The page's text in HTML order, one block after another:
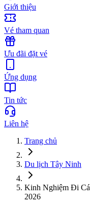
Giới thiệu
Vé tham quan
Ưu đãi đặt vé
Ứng dụng
Tin tức
Liên hệ
Trang chủ
Du lịch Tây Ninh
Kinh Nghiệm Đi
2026